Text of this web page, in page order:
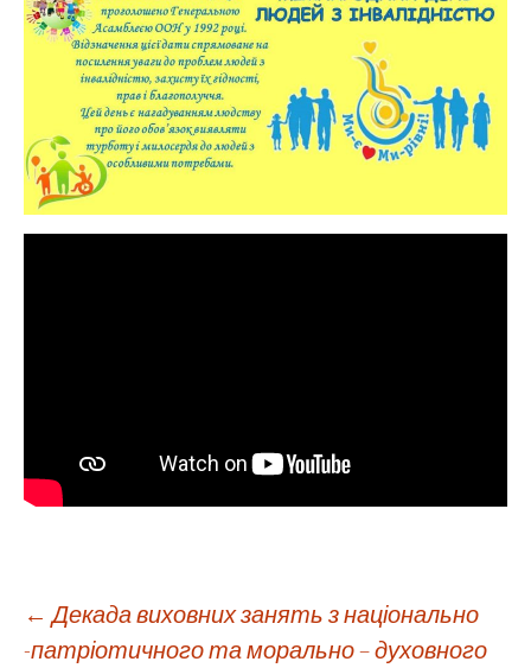
Навігація
← Декада виховних занять з національно
-патріотичного та морально – духовного